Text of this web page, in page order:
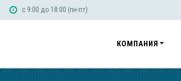
с 9:00 до 18:00 (пн-пт)
КОМПАНИЯ